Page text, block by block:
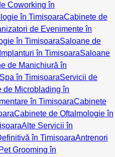
Coworking în
în TimișoaraCabinete de
de Evenimente în
în TimișoaraSaloane de
în TimișoaraSaloane
de Manichiură în
în TimișoaraServicii de
de Microblading în
în TimișoaraCabinete
Cabinete de Oftalmologie în
Alte Servicii în
în TimișoaraAntrenori
Grooming în